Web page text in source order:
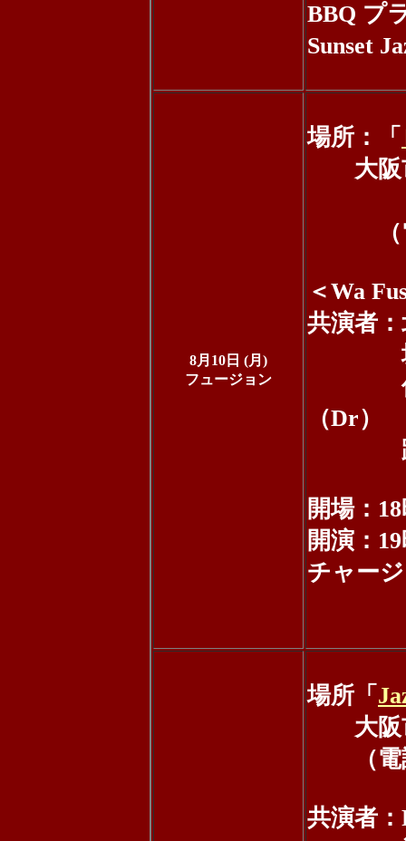
BBQ
Sunset
8月10日 (月)
フュージョン
場所：「
大阪市
（電
＜Wa
共演者
坂本
佐々
（Dr）
踊る
開場：
開演：
チャー
場所「
大阪市
（電話
共演者